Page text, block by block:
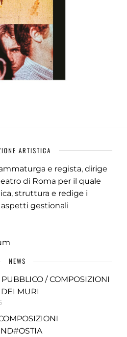
ARTISTICA
e regista, dirige
di Roma per il quale
struttura e redige i
gestionali
NEWS
PUBBLICO / COMPOSIZIONI
MURI